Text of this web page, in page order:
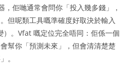
，佢哋通常會問你「投入幾多錢」，
但呢類工具嘅準確度好取決於輸入
）。Vfat 嘅定位完全唔同：佢係一個
幫你「預測未來」，但會清清楚楚
。